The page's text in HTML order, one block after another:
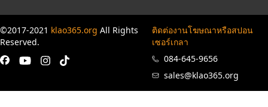
©2017-2021 klao365.org All Rights
Reserved.
ติดต่องานโฆษณาหรือสปอน
เซอร์เกลา
084-645-9656
sales@klao365.org